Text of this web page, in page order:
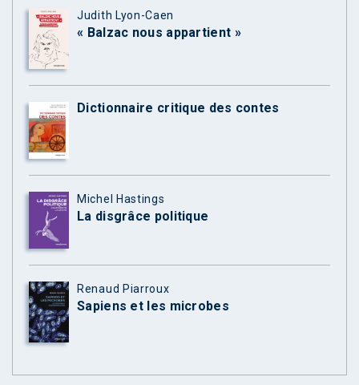
Judith Lyon-Caen
« Balzac nous appartient »
Dictionnaire critique des contes
Michel Hastings
La disgrâce politique
Renaud Piarroux
Sapiens et les microbes